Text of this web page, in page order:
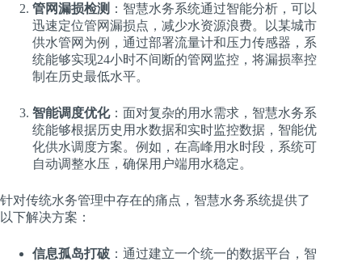
管网漏损检测 ：智慧水务系统通过智能分析，可以
迅速定位管网漏损点，减少水资源浪费。以某城市
供水管网为例，通过部署流量计和压力传感器，系
统能够实现24小时不间断的管网监控，将漏损率控
制在历史最低水平。
智能调度优化：面对复杂的用水需求，智慧水务系
统能够根据历史用水数据和实时监控数据，智能优
化供水调度方案。例如，在高峰用水时段，系统可
自动调整水压，确保用户端用水稳定。
针对传统水务管理中存在的痛点，智慧水务系统提供了
以下解决方案：
信息孤岛打破 ：通过建立一个统一的数据平台，智